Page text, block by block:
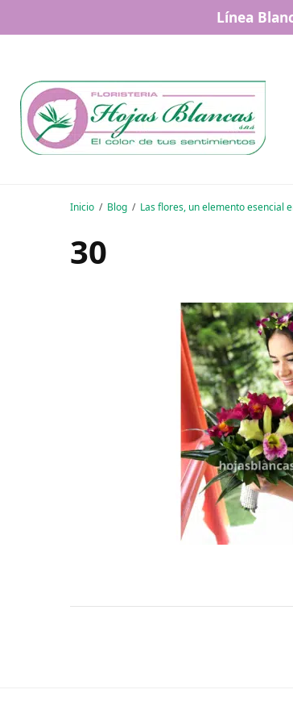
Línea
Inicio Blog Las flores, un elemento esencial
30